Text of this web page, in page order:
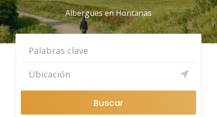
Albergues en Hontanas
Buscar